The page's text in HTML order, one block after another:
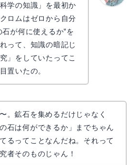
学の知識」を最初か
ロムはゼロから自分
が何に使えるか”を
って、知識の暗記じ
」をしていたってこ
置いたの。
。鉱石を集めるだけじゃなく
石は何ができるか」までちゃん
るってことなんだね。それって
者そのものじゃん！